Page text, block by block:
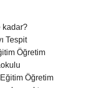
kadar?
Tespit
Öğretim
Öğretim